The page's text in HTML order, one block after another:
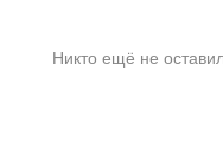
Никто ещё не